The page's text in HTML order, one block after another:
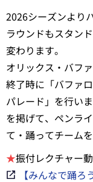
2026シーズンより
ラウンドもスタン
変わります。
オリックス・バフ
終了時に「バファ
パレード」を行い
を掲げて、ペンラ
て・踊ってチーム
★振付レクチャー
【みんなで踊